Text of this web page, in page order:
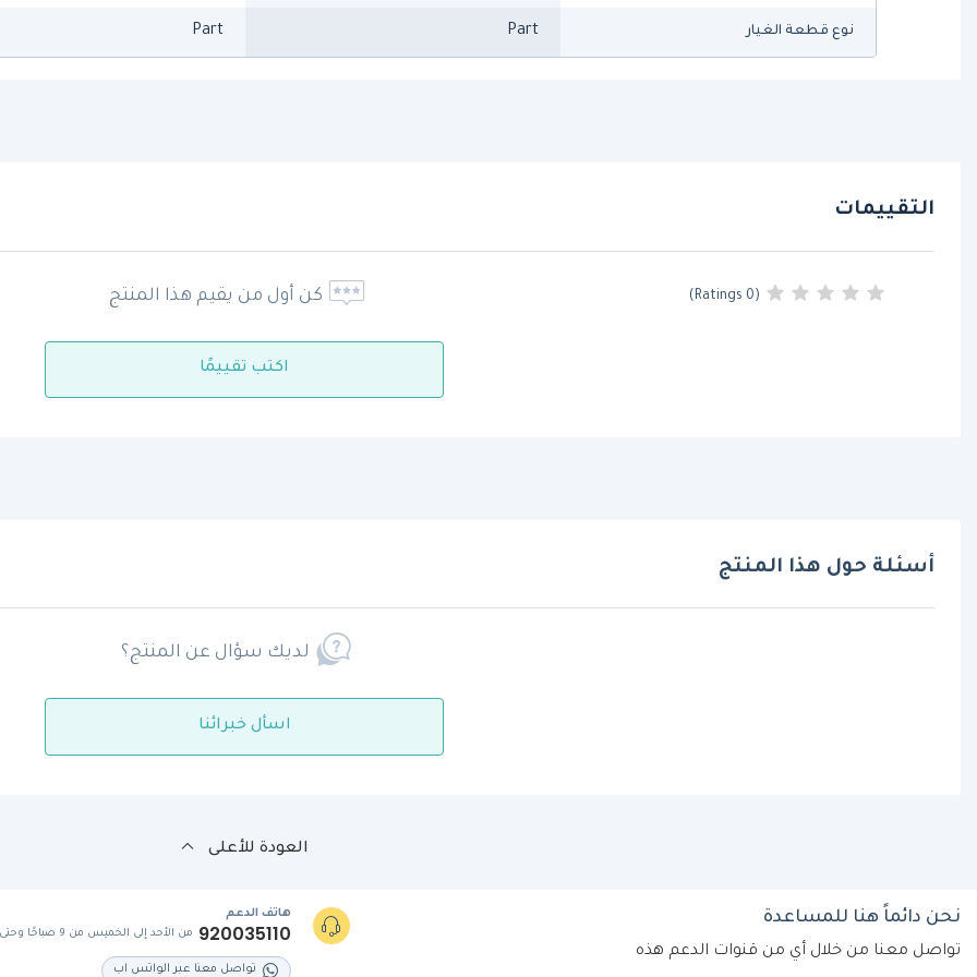
نوع قطعة الغيار Part
Part
التقييمات
(0 Ratings) كن أول من يقيم هذا المنتج
اكتب تقييمًا
أسئلة حول هذا المنتج
لديك سؤال عن المنتج؟
اسأل خبرائنا
العودة للأعلى
نحن دائماً هنا للمساعدة
تواصل معنا من خلال أي من قنوات الدعم هذه
هاتف الدعم
920035110 من الأحد إلى الخميس من 9 صباحًا وحتى 5 مساءً
تواصل معنا عبر الواتس اب